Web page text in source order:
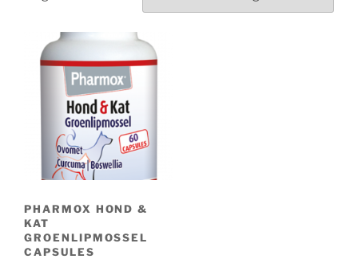
PHARMOX HOND &
KAT
GROENLIPMOSSEL
CAPSULES